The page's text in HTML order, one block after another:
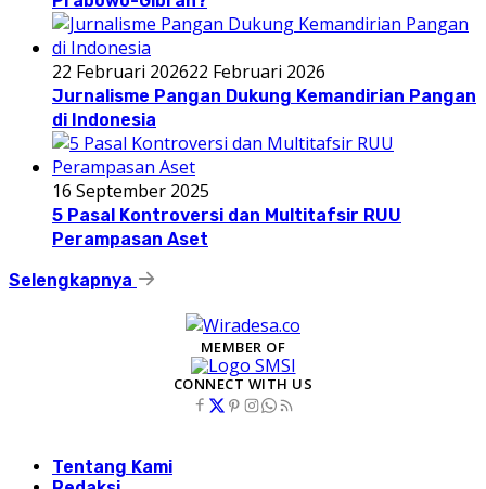
22 Februari 202622 Februari 2026
Jurnalisme Pangan Dukung Kemandirian Pangan
di Indonesia
16 September 2025
5 Pasal Kontroversi dan Multitafsir RUU
Perampasan Aset
Selengkapnya
MEMBER OF
CONNECT WITH US
Tentang Kami